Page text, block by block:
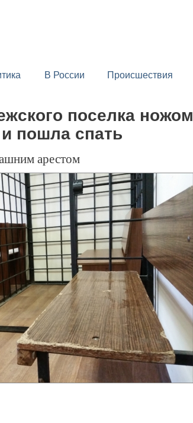
В России Происшествия
поселка ножом
пошла спать
арестом